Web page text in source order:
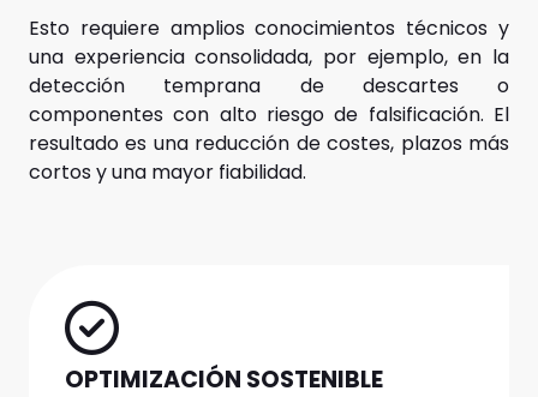
Esto requiere amplios conocimientos técnicos y
una experiencia consolidada, por ejemplo, en la
detección temprana de descartes o
componentes con alto riesgo de falsificación. El
resultado es una reducción de costes, plazos más
cortos y una mayor fiabilidad.
OPTIMIZACIÓN SOSTENIBLE